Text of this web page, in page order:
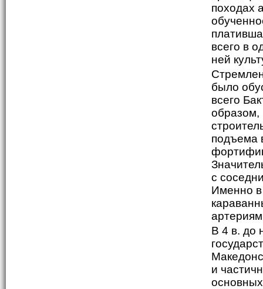
походах
всего в
ней
было
всего
образом,
подъема
с
Именно в
В 4 в. до
и